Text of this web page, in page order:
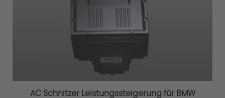
AC Schnitzer Leistungssteigerung für BMW